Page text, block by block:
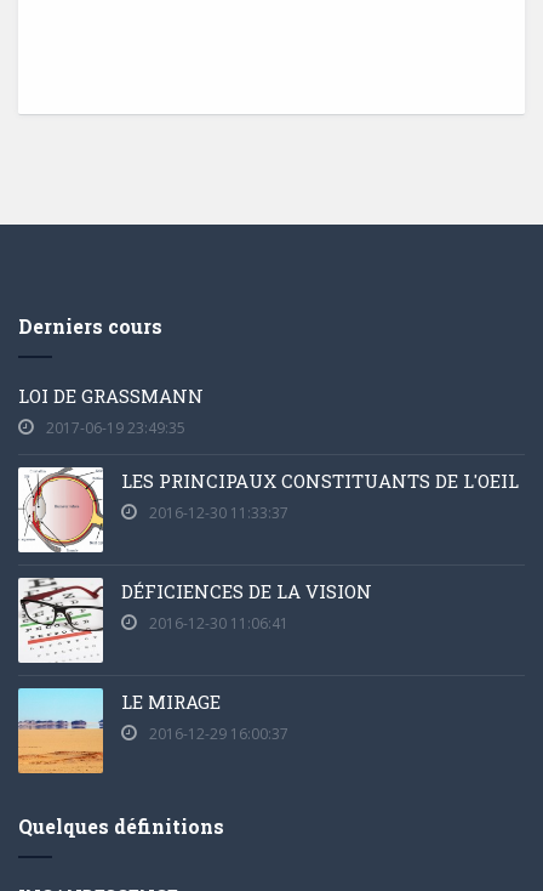
Derniers cours
LOI DE GRASSMANN
2017-06-19 23:49:35
LES PRINCIPAUX CONSTITUANTS DE L'OEIL
2016-12-30 11:33:37
DÉFICIENCES DE LA VISION
2016-12-30 11:06:41
LE MIRAGE
2016-12-29 16:00:37
Quelques définitions